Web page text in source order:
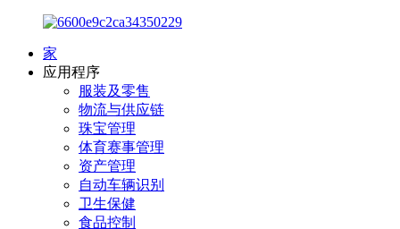
家
应用程序
服装及零售
物流与供应链
珠宝管理
体育赛事管理
资产管理
自动车辆识别
卫生保健
食品控制